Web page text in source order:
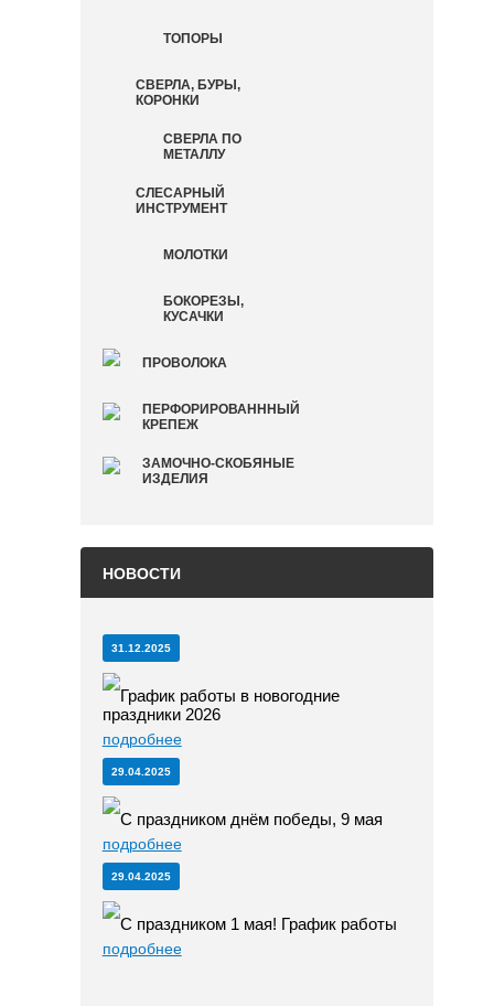
ТОПОРЫ
СВЕРЛА, БУРЫ,
КОРОНКИ
СВЕРЛА ПО
МЕТАЛЛУ
СЛЕСАРНЫЙ
ИНСТРУМЕНТ
МОЛОТКИ
БОКОРЕЗЫ,
КУСАЧКИ
ПРОВОЛОКА
ПЕРФОРИРОВАНННЫЙ
КРЕПЕЖ
ЗАМОЧНО-СКОБЯНЫЕ
ИЗДЕЛИЯ
НОВОСТИ
31.12.2025
График работы в новогодние
праздники 2026
подробнее
29.04.2025
С праздником днём победы, 9 мая
подробнее
29.04.2025
С праздником 1 мая! График работы
подробнее